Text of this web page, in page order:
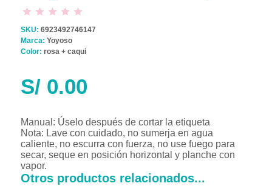
SKU: 6923492746147
Marca: Yoyoso
Color: rosa + caqui
S/0.00
Manual: Úselo después de cortar la etiqueta
Nota: Lave con cuidado, no sumerja en agua
caliente, no escurra con fuerza, no use fuego para
secar, seque en posición horizontal y planche con
vapor.
Otros productos relacionados...